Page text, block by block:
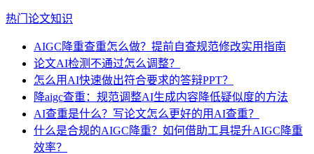
热门论文知识
AIGC降重查重怎么做？提前自查规范修改实用指南
论文AI检测不通过怎么调整？
怎么用AI快速做出符合要求的答辩PPT？
降aigc查重：规范调整AI生成内容降低疑似度的方法
AI查重是什么？写论文怎么更好的用AI查重？
什么是合规的AIGC降重？如何借助工具提升AIGC降重
效率？